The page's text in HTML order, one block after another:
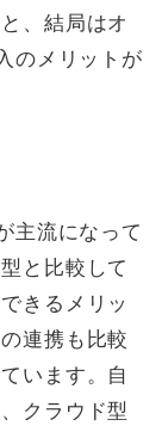
、結局はオ
のメリットが
主流になって
と比較して
きるメリッ
連携も比較
います。自
クラウド型